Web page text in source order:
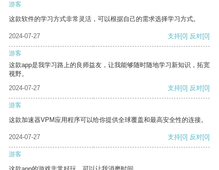
游客
这款软件的学习方式非常灵活，可以根据自己的需求选择学习方式。
2024-07-27 支持[0] 反对[0]
游客
这款app是我学习路上的良师益友，让我能够随时随地学习新知识，拓宽
视野。
2024-07-27
支持[0] 反对[0]
游客
这款加速器VPM应用程序可以给你提供全球覆盖和最高安全性的连接。
2024-07-27 支持[0] 反对[0]
游客